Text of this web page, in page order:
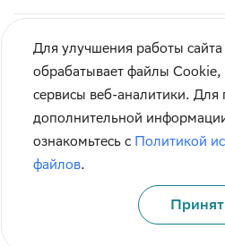
© СберКорус 2004-2026
Санкт-Петербург, наб. Обводного
Правила использования сайта
Карта сайта
Для улучшения работы
обрабатывает файлы Cookie,
сервисы веб-аналитики. Для
дополнительной
ознакомьтесь с Политикой
файлов.